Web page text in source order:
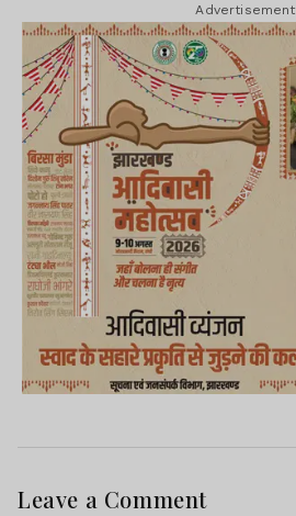
Advertisement
Leave a Comment